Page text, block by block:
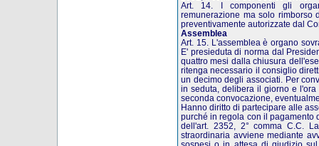
Art. 14. I componenti gli
remunerazione ma solo rimborso
preventivamente autorizzate dal
Assemblea
Art. 15. L'assemblea è organo
E' presieduta di norma dal
quattro mesi dalla chiusura
ritenga necessario il consiglio
un decimo degli associati. Per
in seduta, delibera il giorno e
seconda convocazione,
Hanno diritto di partecipare alle
purché in regola con il pagamento
dell'art. 2352, 2° comma C.C.
straordinaria avviene mediante